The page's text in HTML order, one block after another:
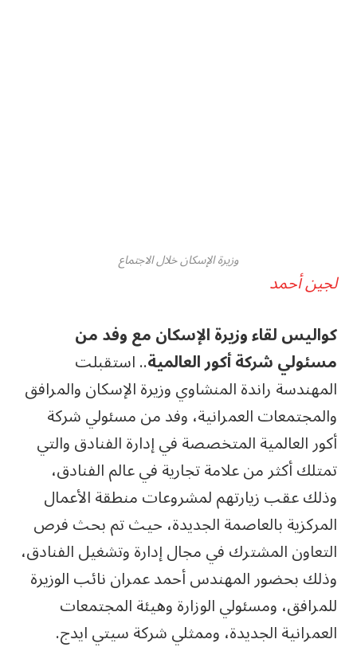
وزيرة الإسكان خلال الاجتماع
لجين أحمد
كواليس لقاء وزيرة الإسكان مع وفد من
مسئولي شركة أكور العالمية.. استقبلت
المهندسة راندة المنشاوي وزيرة الإسكان والمرافق
والمجتمعات العمرانية، وفد من مسئولي شركة
أكور العالمية المتخصصة في إدارة الفنادق والتي
تمتلك أكثر من علامة تجارية في عالم الفنادق،
وذلك عقب زيارتهم لمشروعات منطقة الأعمال
المركزية بالعاصمة الجديدة، حيث تم بحث فرص
التعاون المشترك في مجال إدارة وتشغيل الفنادق،
وذلك بحضور المهندس أحمد عمران نائب الوزيرة
للمرافق، ومسئولي الوزارة وهيئة المجتمعات
العمرانية الجديدة، وممثلي شركة سيتي ايدج.